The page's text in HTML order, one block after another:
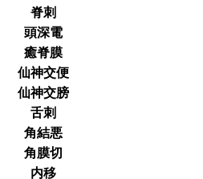
脊刺
頭深電
癒脊膜
仙神交便
仙神交膀
舌刺
角結悪
角膜切
内移